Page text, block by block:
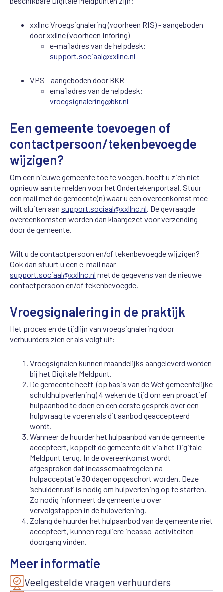
xxllnc Vroegsignalering (voorheen RIS) - aangeboden
door xxllnc (voorheen Inforing)
e-mailadres van de helpdesk:
support.sociaal@xxllnc.nl
VPS - aangeboden door BKR
emailadres van de helpdesk:
vroegsignalering@bkr.nl
Een gemeente toevoegen of
contactpersoon/tekenbevoegde
wijzigen?
Om een nieuwe gemeente toe te voegen, hoeft u zich niet
opnieuw aan te melden voor het Ondertekenportaal. Stuur
een mail met de gemeente(n) waar u een overeenkomst mee
wilt sluiten aan support.sociaal@xxllnc.nl . De gevraagde
overeenkomsten worden dan klaargezet voor verzending
door de gemeente.
Wilt u de contactpersoon en/of tekenbevoegde wijzigen?
Ook dan stuurt u een e-mail naar
support.sociaal@xxllnc.nl met de gegevens van de nieuwe
contactpersoon en/of tekenbevoegde.
Vroegsignalering in de praktijk
Het proces en de tijdlijn van vroegsignalering door
verhuurders zien er als volgt uit:
Vroegsignalen kunnen maandelijks aangeleverd worden
bij het Digitale Meldpunt.
De gemeente heeft (op basis van de Wet gemeentelijke
schuldhulpverlening) 4 weken de tijd om een proactief
hulpaanbod te doen en een eerste gesprek over een
hulpvraag te voeren als dit aanbod geaccepteerd
wordt.
Wanneer de huurder het hulpaanbod van de gemeente
accepteert, koppelt de gemeente dit via het Digitale
Meldpunt terug. In de overeenkomst wordt
afgesproken dat incassomaatregelen na
hulpacceptatie 30 dagen opgeschort worden. Deze
‘schuldenrust’ is nodig om hulpverlening op te starten.
Zo nodig informeert de gemeente u over
vervolgstappen in de hulpverlening.
Zolang de huurder het hulpaanbod van de gemeente niet
accepteert, kunnen reguliere incasso-activiteiten
doorgang vinden.
Meer informatie
Veelgestelde vragen verhuurders